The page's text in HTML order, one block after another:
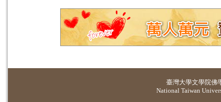
臺灣大學文學院佛
National Taiwan